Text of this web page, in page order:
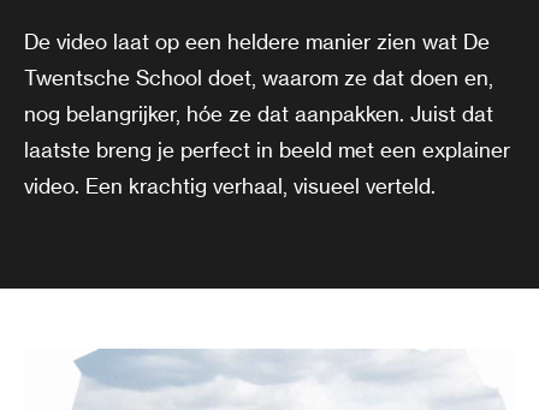
De video laat op een heldere manier zien wat De
Twentsche School doet, waarom ze dat doen en,
nog belangrijker, hóe ze dat aanpakken. Juist dat
laatste breng je perfect in beeld met een explainer
video. Een krachtig verhaal, visueel verteld.